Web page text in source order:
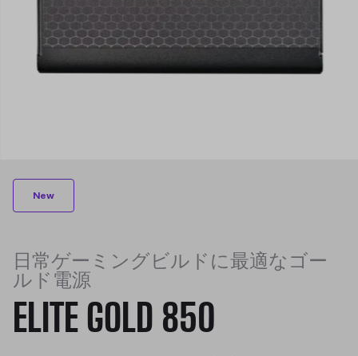
New
日常ゲーミングビルドに最適なゴー
ルド電源
ELITE GOLD 850